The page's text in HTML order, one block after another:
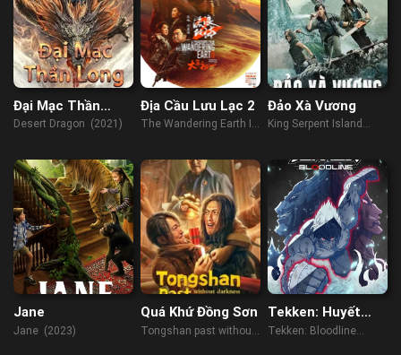
Đại Mạc Thần
Long
Desert Dragon (2021)
Địa Cầu Lưu Lạc 2
The Wandering Earth II
Đảo Xà Vương
King Serpent Island
Jane
Jane (2023)
Quá Khứ Đồng Sơn
Tongshan past without
Tekken: Huyết
thống
Tekken: Bloodline